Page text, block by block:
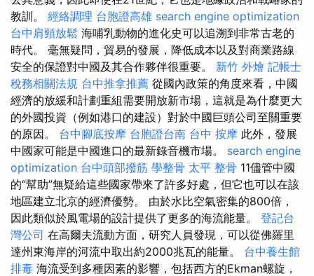
教訓。 經絡調理 台胞證高雄 search engine optimization
台中肩頸放鬆 海哺乳動物的進化史可以追溯到非常古老的
時代。 毫無疑問，貿易的發展，降低成本以及對商業路線
安全的保證對中國及其合作夥伴很重要。 新竹 外燴 記帳士
稅務相關法規 台中推拿推薦 從國內政策的角度來看，中國
經濟的放緩和計劃重組需要開放新市場，這就是為什麼更大
的外國投資（例如港口的建設）對於中國巨頭公司至關重要
的原因。 台中腳底按摩 台胞證台南 台中 按摩 此外，發展
中國家可能是中國進口的最新錄音機市場。 search engine
optimization 台中頭部撥筋 學整骨 太平 整骨 11儘管中國
的“幫助”無疑給這些國家帶來了許多好處，但它也可以在該
地區建立北京的經濟優勢。 由於水比空氣密集的800倍，
因此類似於風電場的設計提供了更多的海流能量。 登記台
灣公司 在高爾夫流動方面，研究人員發現，可以從佛羅里
達州東海岸的河流中取出約2000兆瓦的能量。 台中養生館
排毒 海流受到多種因素的影響，包括西方的Ekman螺旋，